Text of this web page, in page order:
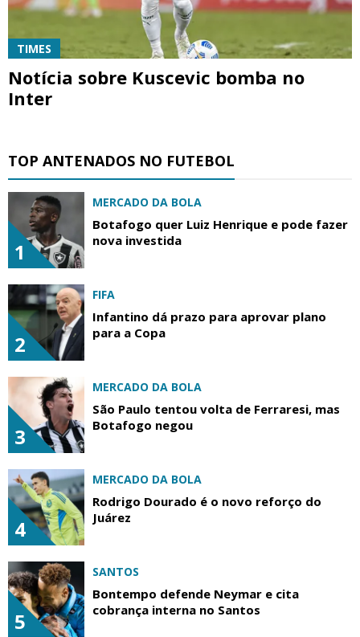
TIMES
Notícia sobre Kuscevic bomba no
Inter
TOP ANTENADOS NO FUTEBOL
1
MERCADO DA BOLA
Botafogo quer Luiz Henrique e pode fazer
nova investida
2
FIFA
Infantino dá prazo para aprovar plano
para a Copa
3
MERCADO DA BOLA
São Paulo tentou volta de Ferraresi, mas
Botafogo negou
4
MERCADO DA BOLA
Rodrigo Dourado é o novo reforço do
Juárez
5
SANTOS
Bontempo defende Neymar e cita
cobrança interna no Santos